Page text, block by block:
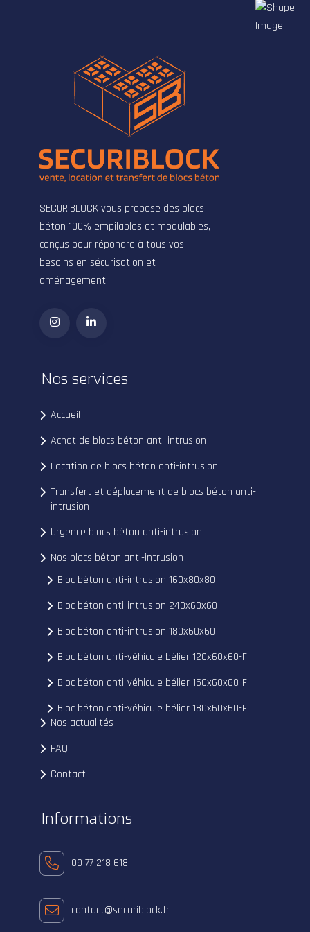
SECURIBLOCK vous propose des blocs
béton 100% empilables et modulables,
conçus pour répondre à tous vos
besoins en sécurisation et
aménagement.
Nos services
Accueil
Achat de blocs béton anti-intrusion
Location de blocs béton anti-intrusion
Transfert et déplacement de blocs béton anti-
intrusion
Urgence blocs béton anti-intrusion
Nos blocs béton anti-intrusion
Bloc béton anti-intrusion 160x80x80
Bloc béton anti-intrusion 240x60x60
Bloc béton anti-intrusion 180x60x60
Bloc béton anti-véhicule bélier 120x60x60-F
Bloc béton anti-véhicule bélier 150x60x60-F
Bloc béton anti-véhicule bélier 180x60x60-F
Nos actualités
FAQ
Contact
Informations
09 77 218 618
contact@securiblock.fr